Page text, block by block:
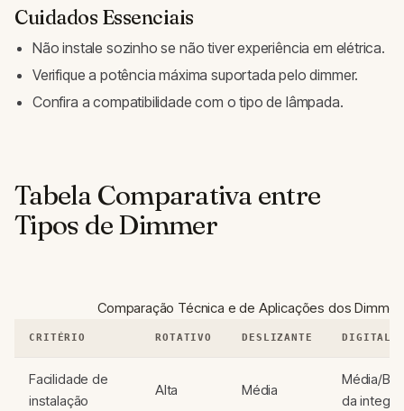
Cuidados Essenciais
Não instale sozinho se não tiver experiência em elétrica.
Verifique a potência máxima suportada pelo dimmer.
Confira a compatibilidade com o tipo de lâmpada.
Tabela Comparativa entre
Tipos de Dimmer
Comparação Técnica e de Aplicações dos
CRITÉRIO ROTATIVO DESLIZANTE DIGITAL/
Facilidade de
instalação
Alta Média
Média/
da